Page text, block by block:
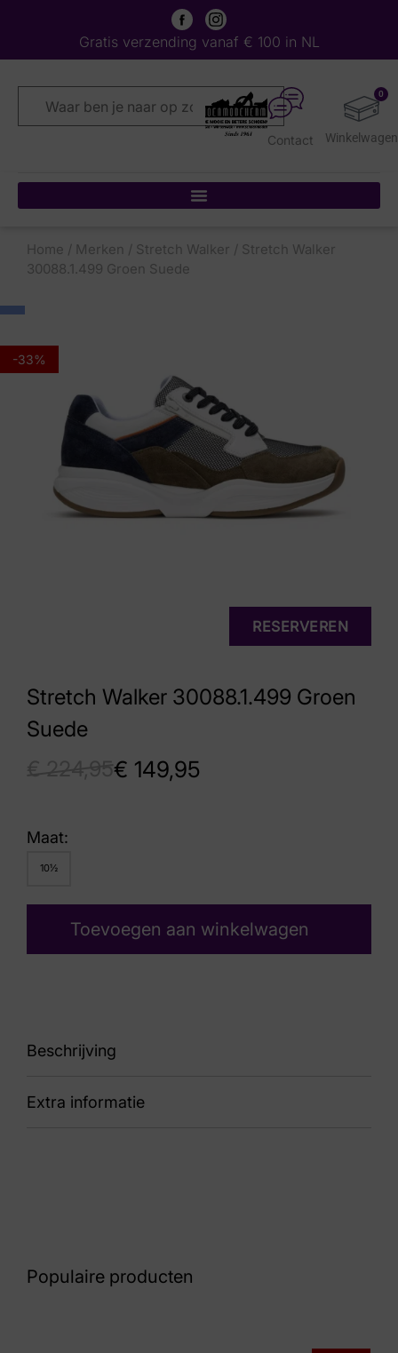
Gratis verzending vanaf € 100 in NL
0
Contact
Home / Merken / Stretch Walker / Stretch Walker
30088.1.499 Groen Suede
-33%
Stretch Walker 30088.1.499 Groen
Suede
€ 149,95
RESERVEREN
Maat:
10½
Toevoegen aan winkelwagen
Beschrijving
H
Extra informatie
Populaire producten